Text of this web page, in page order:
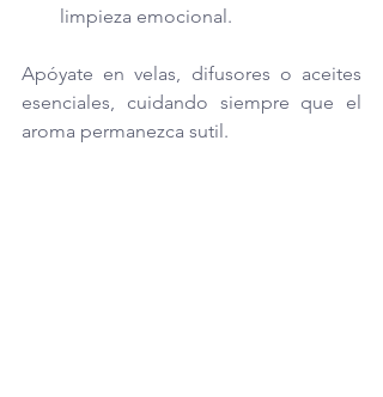
limpieza emocional.
Apóyate en velas, difusores o aceites
esenciales, cuidando siempre que el
aroma permanezca sutil.